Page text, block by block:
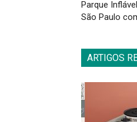
Parque
São Paulo
ARTIGOS